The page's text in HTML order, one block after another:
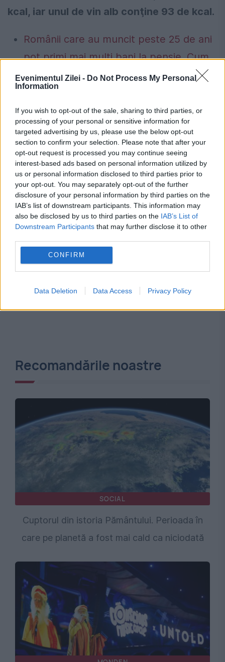
Evenimentul Zilei - Do Not Process My Personal
Information
If you wish to opt-out of the sale, sharing to third parties, or
processing of your personal or sensitive information for
targeted advertising by us, please use the below opt-out
section to confirm your selection. Please note that after your
opt-out request is processed you may continue seeing
interest-based ads based on personal information utilized by
us or personal information disclosed to third parties prior to
your opt-out. You may separately opt-out of the further
disclosure of your personal information by third parties on the
IAB’s list of downstream participants. This information may
also be disclosed by us to third parties on the IAB’s List of
Downstream Participants that may further disclose it to other
CONFIRM
Data Deletion Data Access Privacy Policy
kcal, iar unul de vin alb conţine 93 de kcal.
Românii care au muncit peste 25 de ani
pot primi mai mulți bani la pensie. Cum
funcționează calculul ascuns în puncte
România, în pericol de blackout? Expert
în energie: „Trebuie să accelerăm cât se
poate de repede acele investiții”
Recomandările noastre
SOCIAL
Cuptorul din istoria Pământului. Perioada în
care pe planetă a fost mai cald ca niciodată